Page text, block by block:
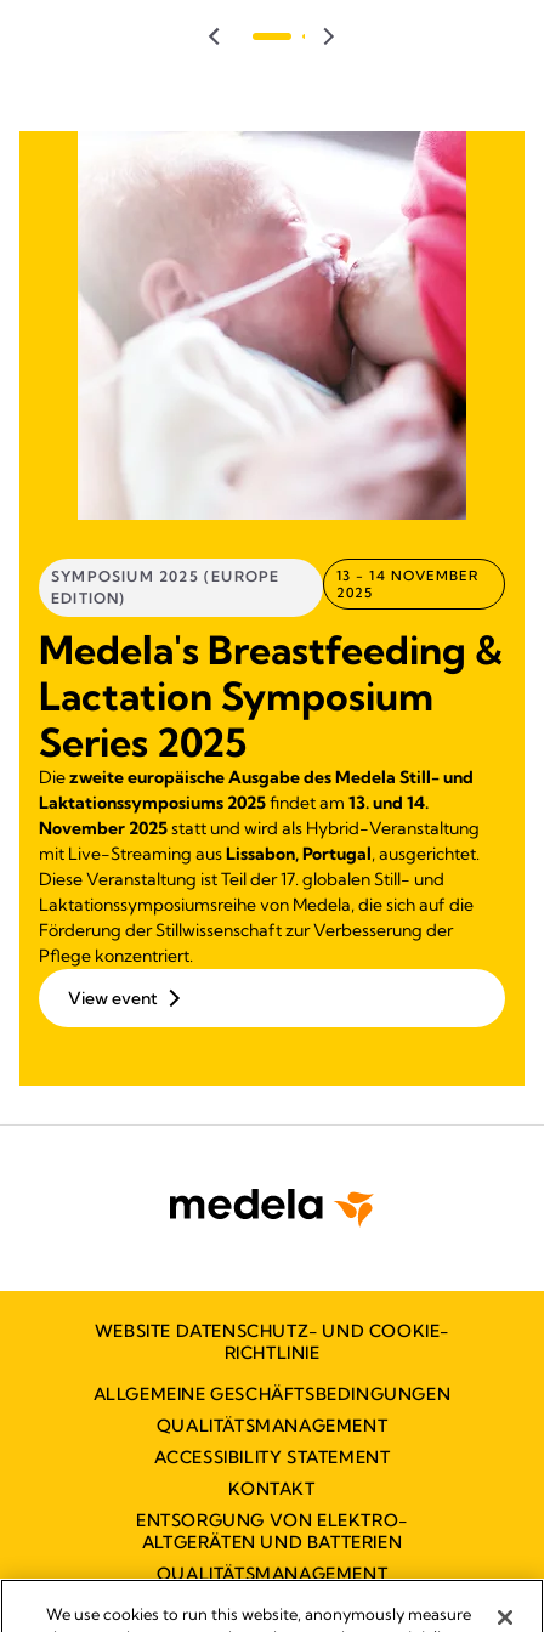
SYMPOSIUM 2025 (EUROPE
EDITION)
13 - 14 NOVEMBER
2025
Medela's Breastfeeding &
Lactation Symposium
Series 2025
Diezweite europäische Ausgabe des Medela Still- und
Laktationssymposiums 2025findet am 13. und 14.
November 2025statt und wird als Hybrid-Veranstaltung
mit Live-Streaming ausLissabon, Portugal, ausgerichtet.
Diese Veranstaltung ist Teil der 17. globalen Still- und
Laktationssymposiumsreihe von Medela, die sich auf die
Förderung der Stillwissenschaft zur Verbesserung der
Pflege konzentriert.
View event
WEBSITE DATENSCHUTZ- UND COOKIE-
RICHTLINIE
ALLGEMEINE GESCHÄFTSBEDINGUNGEN
QUALITÄTSMANAGEMENT
ACCESSIBILITY STATEMENT
KONTAKT
ENTSORGUNG VON ELEKTRO-
ALTGERÄTEN UND BATTERIEN
QUALITÄTSMANAGEMENT
BARRIEREFREIHEITSERKLÄRUNG
We use cookies to run this website, anonymously measure